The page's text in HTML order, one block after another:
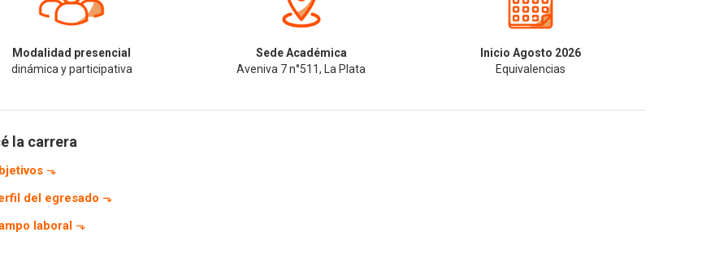
Modalidad presencial
dinámica y participativa
Sede Académica
Aveniva 7 n°511, La Plata
Inicio Agosto 2026
Equivalencias
la carrera
⬎
del egresado ⬎
laboral⬎